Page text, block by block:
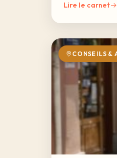
Lire le carnet
CONSEILS &